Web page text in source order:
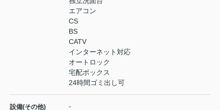
エアコン
CS
BS
CATV
インターネット対応
オートロック
宅配ボックス
24時間ゴミ出し可
設備(その他) -